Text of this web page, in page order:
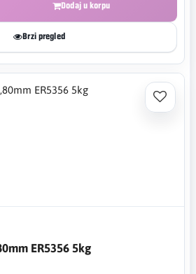
Dodaj u korpu
Brzi pregled
ER5356 5kg